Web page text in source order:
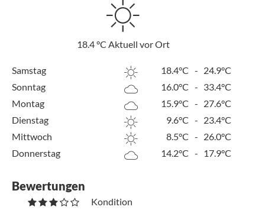
18.4°C Aktuell vor Ort
Samstag 18.4°C - 24.9°C
Sonntag
16.0°C - 33.4°C
Montag
15.9°C - 27.6°C
Dienstag
9.6°C - 23.4°C
Mittwoch
8.5°C - 26.0°C
Donnerstag
14.2°C - 17.9°C
Bewertungen
Kondition